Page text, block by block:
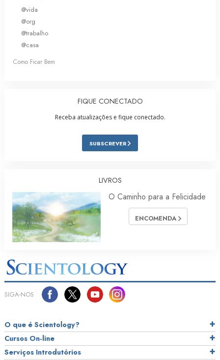
@vida
@org
@trabalho
@casa
Como Ficar Bem
FIQUE CONECTADO
Receba atualizações e fique conectado.
SUBSCREVER
LIVROS
O Caminho para a Felicidade
ENCOMENDA
SIGA‑NOS
O que é Scientology?
Cursos On‑line
Serviços Introdutórios